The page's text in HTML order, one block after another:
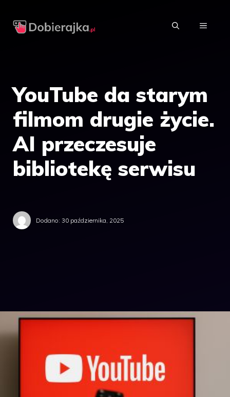
MENU
YouTube da starym
filmom drugie życie.
AI przeczesuje
bibliotekę serwisu
Dodano: 30 października, 2025